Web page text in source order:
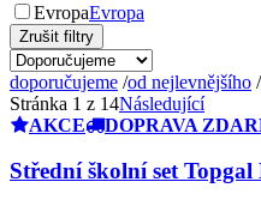
EvropaEvropa
Zrušit filtry
doporučujeme /od nejlevnějšího /
Stránka 1 z 14Následující
AKCE
DOPRAVA
Střední školní set